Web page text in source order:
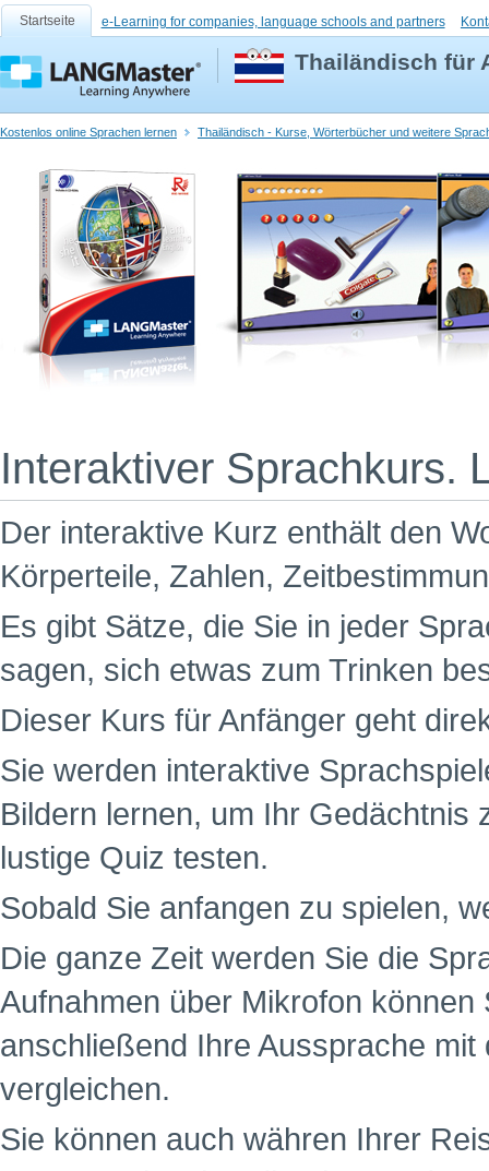
Startseite e-Learning for companies, language schools and partners
Thailändisch für
Kostenlos online Sprachen lernen Thailändisch - Kurse, Wörterbücher und weitere
Interaktiver Sprachkurs.
Der interaktive Kurz enthält den
Körperteile, Zahlen,
Es gibt Sätze, die Sie in jeder
sagen, sich etwas zum Trinken
Dieser Kurs für Anfänger geht
Sie werden interaktive
Bildern lernen, um Ihr Gedächtnis
lustige Quiz testen.
Sobald Sie anfangen zu spielen,
Die ganze Zeit werden Sie die
Aufnahmen über Mikrofon
anschließend Ihre Aussprache
vergleichen.
Sie können auch währen Ihrer